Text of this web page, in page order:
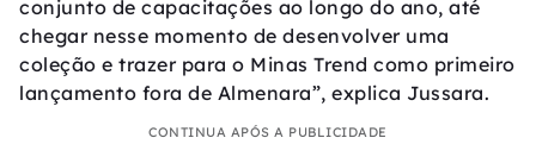
conjunto de capacitações ao longo do ano, até
chegar nesse momento de desenvolver uma
coleção e trazer para o Minas Trend como primeiro
lançamento fora de Almenara”, explica Jussara.
CONTINUA APÓS A PUBLICIDADE